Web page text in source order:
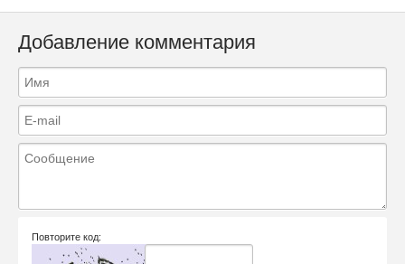
Добавление комментария
Повторите код: